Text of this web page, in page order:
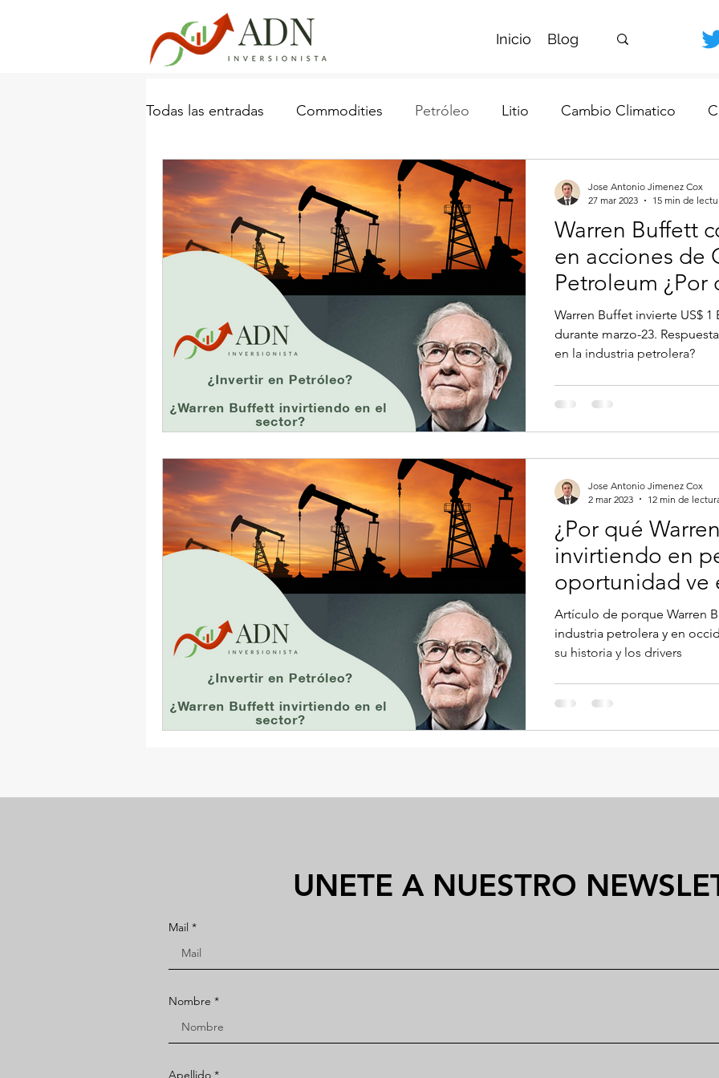
Inicio Blog
Todas las entradas Commodities Petróleo Litio Cambio Climatico
Industria Naviera Portada Bancos Chilenos
Warren Buffett
en acciones de
Petroleum
petróleo?
Warren Buffet invierte US$
durante marzo-23.
en la industria petrolera?
Jose Antonio Jimenez Cox
27 mar 2023
15 min de
¿Por qué
invirtiendo en
oportunidad ve
Petroleum?
Artículo de porque Warren
industria petrolera y en
su historia y los drivers
Jose Antonio Jimenez Cox
2 mar 2023
12 min de
UNETE A NUESTRO
Mail
Nombre
Apellido